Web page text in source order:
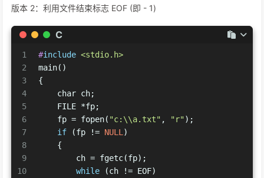
版本 2：利用文件结束标志 EOF (即 - 1)
C
1
2
3
4
5
6
7
8
9
10
#include <stdio.h>
main()
{
char ch;
    FILE *fp;
    fp = fopen(
"c:\\a.txt" , "r");
if (fp != NULL)
    {
        ch = fgetc(fp);
while (ch != EOF)